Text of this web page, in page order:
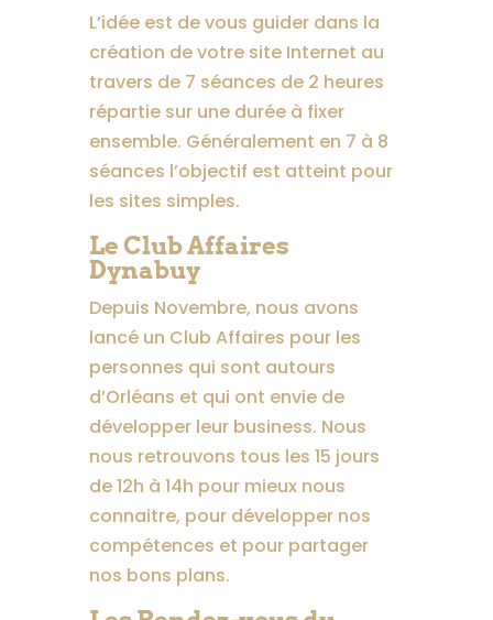
L’idée est de vous guider dans la
création de votre site Internet au
travers de 7 séances de 2 heures
répartie sur une durée à fixer
ensemble. Généralement en 7 à 8
séances l’objectif est atteint pour
les sites simples.
Le Club Affaires
Dynabuy
Depuis Novembre, nous avons
lancé un Club Affaires pour les
personnes qui sont autours
d’Orléans et qui ont envie de
développer leur business. Nous
nous retrouvons tous les 15 jours
de 12h à 14h pour mieux nous
connaitre, pour développer nos
compétences et pour partager
nos bons plans.